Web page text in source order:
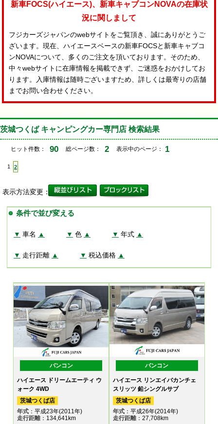
新車FOCS(ハイエース)、新車キャブコンNOVAの在庫状
況に関しまして
フジカーズジャパンのwebサイトをご覧頂き、誠にありがとうご
ざいます。現在、ハイエースベースの新車FOCSと新車キャブコ
ンNOVAについて、多くのご注文を頂いております。そのため、
中々webサイトに在庫情報を掲載できず、ご迷惑をおかけしてお
ります。入庫情報は随時ございますため、詳しくは最寄りの店舗
までお問い合わせください。
茨城つくば キャンピングカー専門店 検索結果
ヒット件数： 90 総ページ数： 2 表示中のページ： 1
1 2
表示方法変更：
条件で並び変える
▼ 車名 ▲ ▼ 色 ▲ ▼ 年式 ▲
▼ 走行距離 ▲ ▼ 税込価格 ▲
バンコン
ハイエース ドリームエーティ ウ
ォーク 4WD
茨城つくば店
年式 ：平成23年(2011年)
走行距離：134,641km
バンコン
ハイエース リンエイバカンチェ
スリッツ 鉛シングルサブ
茨城つくば店
年式：平成26年(2014年)
走行距離：27,708km